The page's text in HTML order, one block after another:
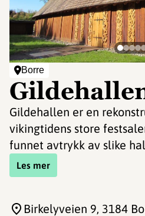
Borre
Gildehallen er en
vikingtidens store
funnet avtrykk av slike
Les mer
Birkelyveien 9, 3184